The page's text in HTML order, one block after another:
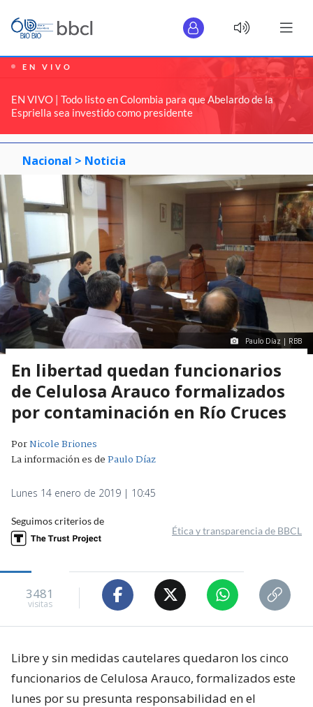
EN VIVO
EN VIVO | Todo listo en Colombia para que Abelardo de la
Espriella sea investido como presidente
Nacional > Noticia
Paulo Díaz | RBB
En libertad quedan funcionarios
de Celulosa Arauco formalizados
por contaminación en Río Cruces
PorNicole Briones
La información es dePaulo Díaz
Lunes 14 enero de 2019 | 10:45
Seguimos criterios de
Ética y transparencia de BBCL
3481
visitas
Libre y sin medidas cautelares quedaron los cinco
funcionarios de Celulosa Arauco, formalizados este
lunes por su presunta responsabilidad en el